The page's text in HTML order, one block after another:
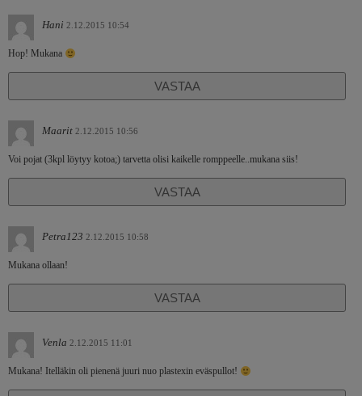
Hani 2.12.2015 10:54
Hop! Mukana
VASTAA
Maarit 2.12.2015 10:56
Voi pojat (3kpl löytyy kotoa;) tarvetta olisi kaikelle romppeelle..mukana siis!
VASTAA
Petra123 2.12.2015 10:58
Mukana ollaan!
VASTAA
Venla 2.12.2015 11:01
Mukana! Itelläkin oli pienenä juuri nuo plastexin eväspullot!